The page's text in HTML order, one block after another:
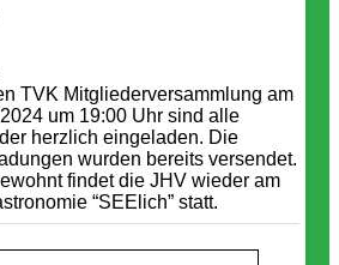
TVK Mitgliederversammlung am
um 19:00 Uhr sind alle
herzlich eingeladen. Die
wurden bereits versendet.
findet die JHV wieder am
“SEElich” statt.